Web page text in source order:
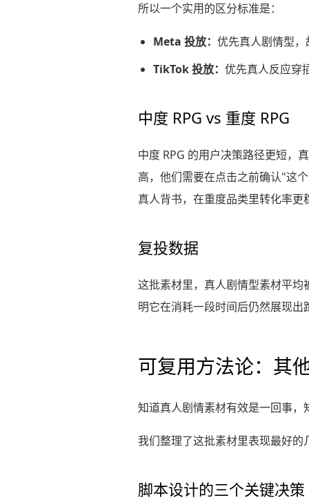
所以一个实用的区分标准是：
Meta 投放： 优先真人剧情型
TikTok 投放： 优先真人反应穿
中度 RPG vs 重度 RPG
中度 RPG 的用户决策路径更短，
高，他们需要在点击之前确认"这
真人背书，在重度品类里转化率更
复投数据
这批素材里，真人剧情型素材平均
明它在消耗一段时间后仍然展现
可复用方法论：其
知道真人剧情素材有效是一回事
我们整理了这批素材里表现最好
脚本设计的三个关键决策